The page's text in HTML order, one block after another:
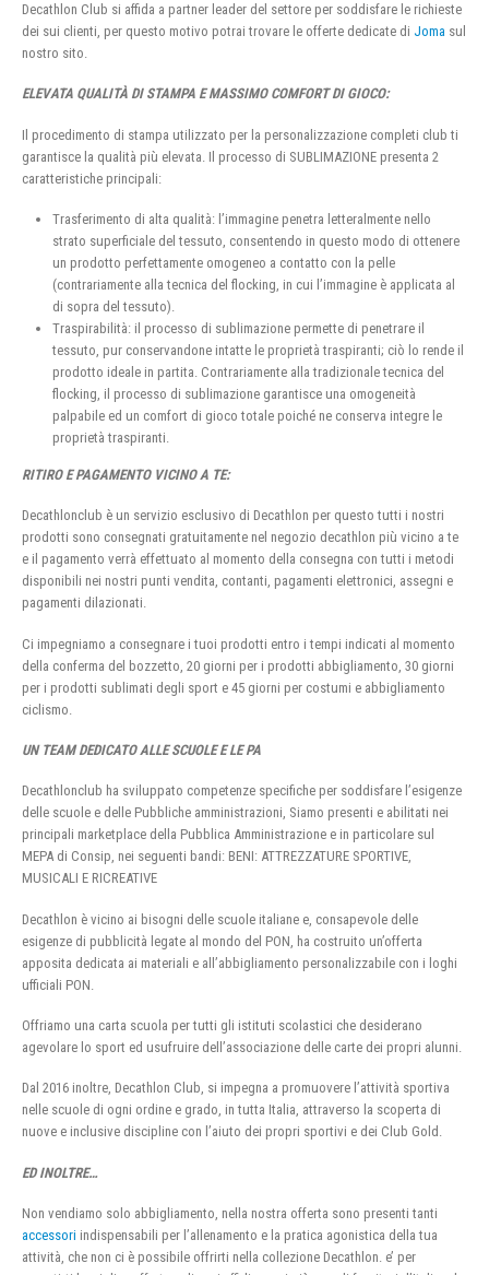
Decathlon Club si affida a partner leader del settore per soddisfare le richieste
dei sui clienti, per questo motivo potrai trovare le offerte dedicate di Joma sul
nostro sito.
ELEVATA QUALITÀ DI STAMPA E MASSIMO COMFORT DI GIOCO:
Il procedimento di stampa utilizzato per la personalizzazione completi club ti
garantisce la qualità più elevata. Il processo di SUBLIMAZIONE presenta 2
caratteristiche principali:
Trasferimento di alta qualità: l’immagine penetra letteralmente nello
strato superficiale del tessuto, consentendo in questo modo di ottenere
un prodotto perfettamente omogeneo a contatto con la pelle
(contrariamente alla tecnica del flocking, in cui l’immagine è applicata al
di sopra del tessuto).
Traspirabilità: il processo di sublimazione permette di penetrare il
tessuto, pur conservandone intatte le proprietà traspiranti; ciò lo rende il
prodotto ideale in partita. Contrariamente alla tradizionale tecnica del
flocking, il processo di sublimazione garantisce una omogeneità
palpabile ed un comfort di gioco totale poiché ne conserva integre le
proprietà traspiranti.
RITIRO E PAGAMENTO VICINO A TE:
Decathlonclub è un servizio esclusivo di Decathlon per questo tutti i nostri
prodotti sono consegnati gratuitamente nel negozio decathlon più vicino a te
e il pagamento verrà effettuato al momento della consegna con tutti i metodi
disponibili nei nostri punti vendita, contanti, pagamenti elettronici, assegni e
pagamenti dilazionati.
Ci impegniamo a consegnare i tuoi prodotti entro i tempi indicati al momento
della conferma del bozzetto, 20 giorni per i prodotti abbigliamento, 30 giorni
per i prodotti sublimati degli sport e 45 giorni per costumi e abbigliamento
ciclismo.
UN TEAM DEDICATO ALLE SCUOLE E LE PA
Decathlonclub ha sviluppato competenze specifiche per soddisfare l’esigenze
delle scuole e delle Pubbliche amministrazioni, Siamo presenti e abilitati nei
principali marketplace della Pubblica Amministrazione e in particolare sul
MEPA di Consip, nei seguenti bandi: BENI: ATTREZZATURE SPORTIVE,
MUSICALI E RICREATIVE
Decathlon è vicino ai bisogni delle scuole italiane e, consapevole delle
esigenze di pubblicità legate al mondo del PON, ha costruito un’offerta
apposita dedicata ai materiali e all’abbigliamento personalizzabile con i loghi
ufficiali PON.
Offriamo una carta scuola per tutti gli istituti scolastici che desiderano
agevolare lo sport ed usufruire dell’associazione delle carte dei propri alunni.
Dal 2016 inoltre, Decathlon Club, si impegna a promuovere l’attività sportiva
nelle scuole di ogni ordine e grado, in tutta Italia, attraverso la scoperta di
nuove e inclusive discipline con l’aiuto dei propri sportivi e dei Club Gold.
ED INOLTRE…
Non vendiamo solo abbigliamento, nella nostra offerta sono presenti tanti
accessori indispensabili per l’allenamento e la pratica agonistica della tua
attività, che non ci è possibile offrirti nella collezione Decathlon. e’ per